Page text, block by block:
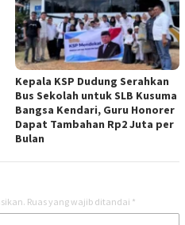
Kepala KSP Dudung Serahkan
Bus Sekolah untuk SLB Kusuma
Bangsa Kendari, Guru Honorer
Dapat Tambahan Rp2 Juta per
Bulan
Ruas yang wajib ditandai *